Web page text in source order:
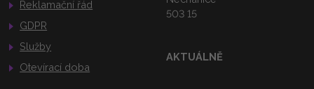
Reklamační řád
GDPR
Služby
Otevírací doba
503 15
AKTUÁLNĚ